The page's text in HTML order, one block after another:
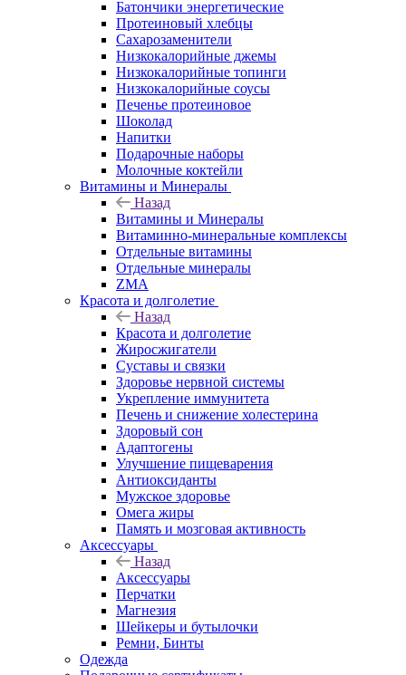
Батончики энергетические
Протеиновый хлебцы
Сахарозаменители
Низкокалорийные джемы
Низкокалорийные топинги
Низкокалорийные соусы
Печенье протеиновое
Шоколад
Напитки
Подарочные наборы
Молочные коктейли
Витамины и Минералы
Назад
Витамины и Минералы
Витаминно-минеральные комплексы
Отдельные витамины
Отдельные минералы
ZMA
Красота и долголетие
Назад
Красота и долголетие
Жиросжигатели
Суставы и связки
Здоровье нервной системы
Укрепление иммунитета
Печень и снижение холестерина
Здоровый сон
Адаптогены
Улучшение пищеварения
Антиоксиданты
Мужское здоровье
Омега жиры
Память и мозговая активность
Аксессуары
Назад
Аксессуары
Перчатки
Магнезия
Шейкеры и бутылочки
Ремни, Бинты
Одежда